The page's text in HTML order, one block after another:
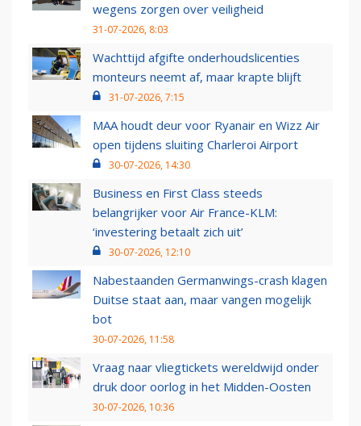
wegens zorgen over veiligheid
31-07-2026, 8:03
Wachttijd afgifte onderhoudslicenties
monteurs neemt af, maar krapte blijft
31-07-2026, 7:15
MAA houdt deur voor Ryanair en Wizz Air
open tijdens sluiting Charleroi Airport
30-07-2026, 14:30
Business en First Class steeds
belangrijker voor Air France-KLM:
‘investering betaalt zich uit’
30-07-2026, 12:10
Nabestaanden Germanwings-crash klagen
Duitse staat aan, maar vangen mogelijk
bot
30-07-2026, 11:58
Vraag naar vliegtickets wereldwijd onder
druk door oorlog in het Midden-Oosten
30-07-2026, 10:36